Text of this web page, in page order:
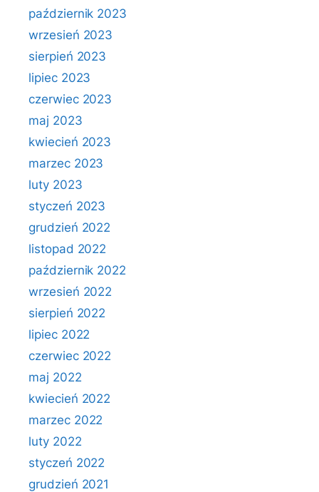
październik 2023
wrzesień 2023
sierpień 2023
lipiec 2023
czerwiec 2023
maj 2023
kwiecień 2023
marzec 2023
luty 2023
styczeń 2023
grudzień 2022
listopad 2022
październik 2022
wrzesień 2022
sierpień 2022
lipiec 2022
czerwiec 2022
maj 2022
kwiecień 2022
marzec 2022
luty 2022
styczeń 2022
grudzień 2021